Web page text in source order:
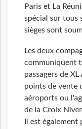
Paris et La
spécial sur tous
sièges sont
Les deux
communiquent
passagers de
points de vente
aéroports ou
de la Croix
Il est